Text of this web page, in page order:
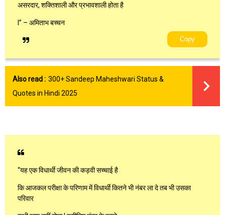
असरदार, शक्तिशाली और प्रभावशाली होता है
l” – अमिताभ बच्चन
Copy
Also read : 300+ Sandeep Maheshwari Status &
Quotes in Hindi 2025
“यह एक विधार्थी जीवन की कड़वी सच्चाई है
कि आजकल परीक्षा के परिणाम में विधार्थी कितने भी नंबर ला दे तब भी उसका
परिवार